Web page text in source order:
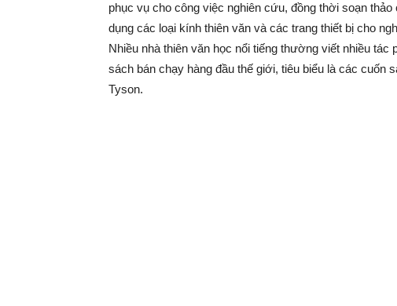
phục vụ cho công việc nghiên cứu, đồng thời soạn
dụng các loại kính thiên văn và các trang thiết bị cho
Nhiều nhà thiên văn học nổi tiếng thường viết nhiều
sách bán chạy hàng đầu thế giới, tiêu biểu là các cuốn
Tyson.